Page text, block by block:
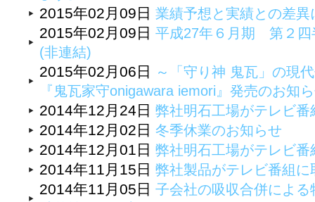
2015年02月09日 業績予想と実績との差
2015年02月09日 平成27年６月期 第２
(非連結)
2015年02月06日
～「守り神 鬼瓦」の現
『鬼瓦家守onigawara iemori』発売のお知
2014年12月24日 弊社明石工場がテレビ
2014年12月02日 冬季休業のお知らせ
2014年12月01日 弊社明石工場がテレビ
2014年11月15日 弊社製品がテレビ番組
2014年11月05日 子会社の吸収合併によ